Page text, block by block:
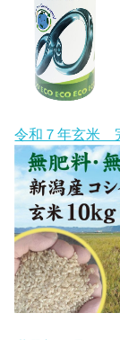
令和７年玄米